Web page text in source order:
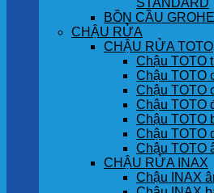
STANDARD
BỒN CẦU GROHE
CHẬU RỬA
CHẬU RỬA TOTO
Chậu TOTO
Chậu TOTO
Chậu TOTO
Chậu TOTO
Chậu TOTO
Chậu TOTO
Chậu TOTO
CHẬU RỬA INAX
Chậu INAX